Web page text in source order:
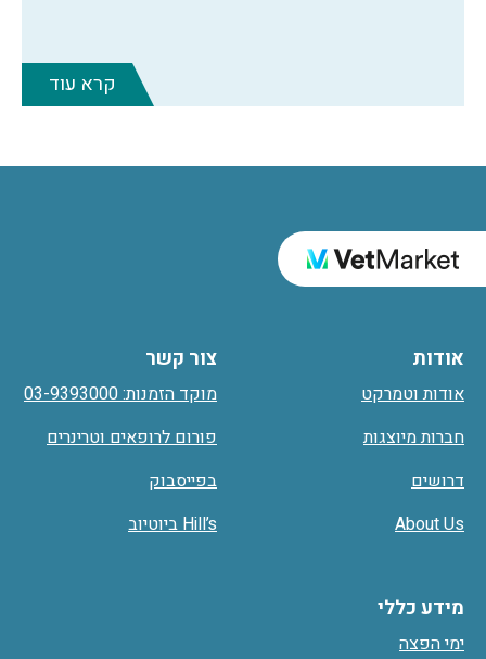
קרא עוד
אודות
אודות וטמרקט
חברות מיוצגות
דרושים
About Us
מידע כללי
ימי הפצה
צור קשר
מוקד הזמנות: 03-9393000
פורום לרופאים וטרינרים
בפייסבוק
Hill’s ביוטיוב